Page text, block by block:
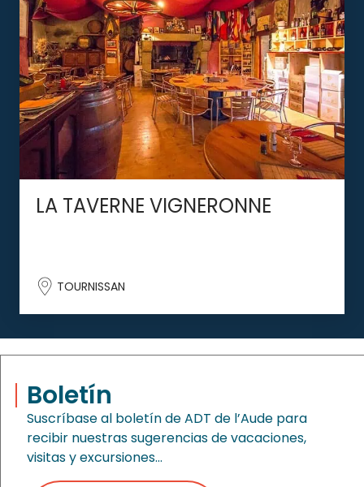
LA TAVERNE VIGNERONNE
TOURNISSAN
Boletín
Suscríbase al boletín de ADT de l’Aude para
recibir nuestras sugerencias de vacaciones,
visitas y excursiones…